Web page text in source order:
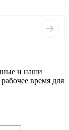
и наши
время для